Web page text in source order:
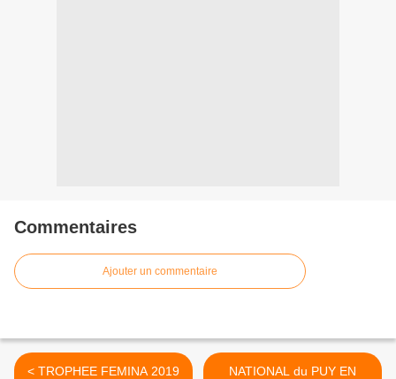
Commentaires
Ajouter un commentaire
< TROPHEE FEMINA 2019
NATIONAL du PUY EN